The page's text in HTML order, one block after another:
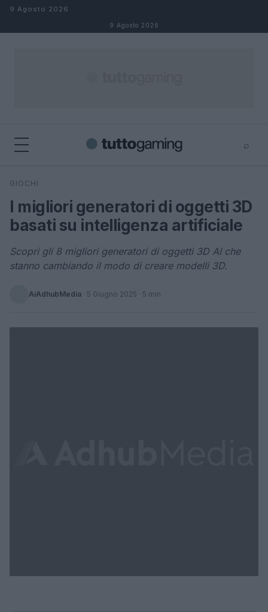
Salta al contenuto
9 Agosto 2026
9 Agosto 2026
⌕
Cerca
GIOCHI
I migliori generatori di oggetti 3D
basati su intelligenza artificiale
Scopri gli 8 migliori generatori di oggetti 3D AI che
stanno cambiando il modo di creare modelli 3D.
AiAdhubMedia · 5 Giugno 2025 · 5 min